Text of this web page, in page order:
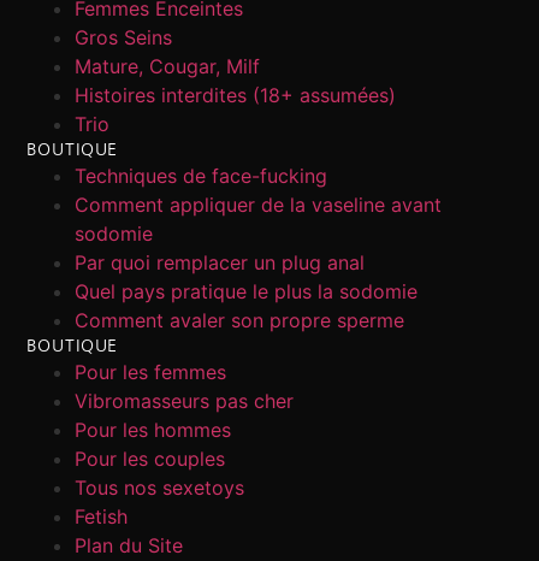
Femmes Enceintes
Gros Seins
Mature, Cougar, Milf
Histoires interdites (18+ assumées)
Trio
BOUTIQUE
Techniques de face-fucking
Comment appliquer de la vaseline avant
sodomie
Par quoi remplacer un plug anal
Quel pays pratique le plus la sodomie
Comment avaler son propre sperme
BOUTIQUE
Pour les femmes
Vibromasseurs pas cher
Pour les hommes
Pour les couples
Tous nos sexetoys
Fetish
Plan du Site